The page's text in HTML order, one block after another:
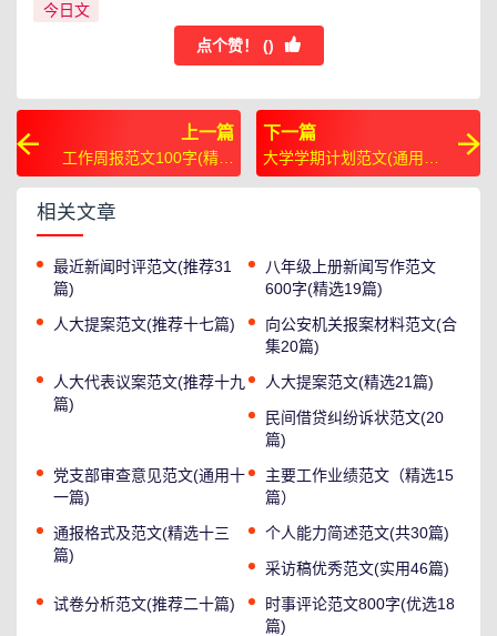
今日文
点个赞！ ()
上一篇
工作周报范文100字(精选
29篇)
下一篇
大学学期计划范文(通用九
篇)
相关文章
最近新闻时评范文(推荐31
篇)
八年级上册新闻写作范文
600字(精选19篇)
人大提案范文(推荐十七篇)
向公安机关报案材料范文(合
集20篇)
人大代表议案范文(推荐十九
篇)
人大提案范文(精选21篇)
民间借贷纠纷诉状范文(20
篇)
党支部审查意见范文(通用十
一篇)
主要工作业绩范文（精选15
篇）
通报格式及范文(精选十三
篇)
个人能力简述范文(共30篇)
采访稿优秀范文(实用46篇)
试卷分析范文(推荐二十篇)
时事评论范文800字(优选18
篇)